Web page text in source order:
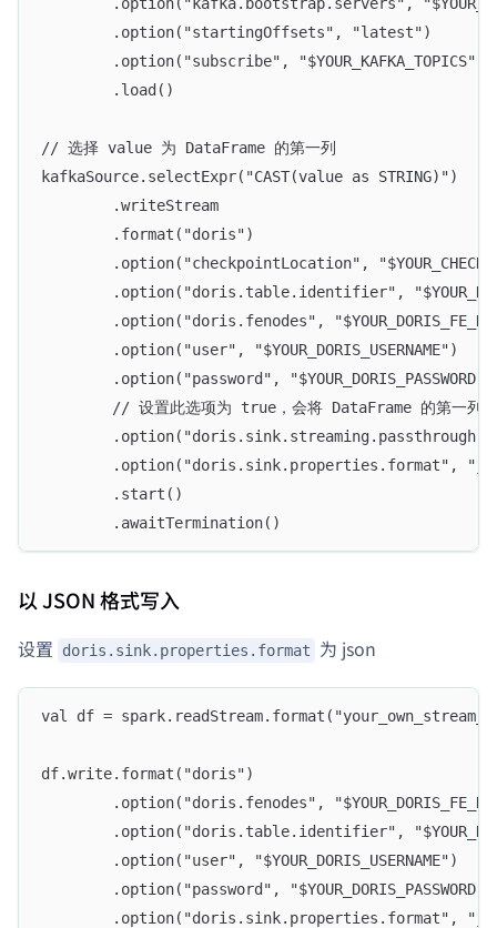
        .option("startingOffsets", "latest")
        .option("subscribe", "$YOUR_KAFKA_TOPICS")
        .load()
// 选择 value 为 DataFrame 的第一列
kafkaSource.selectExpr("CAST(value as STRING)")
        .writeStream
        .format("doris")
.option("checkpointLocation",
.option("doris.table.identifier",
.option("doris.fenodes",
        .option("user", "$YOUR_DORIS_USERNAME")
        .option("password", "$YOUR_DORIS_PASSWORD")
// 设置此选项为 true，会将 DataFrame 的第一列
.option("doris.sink.properties.format",
        .start()
        .awaitTermination()
以 JSON 格式写入
设置 doris.sink.properties.format 为 json
val df =
df.write.format("doris")
.option("doris.fenodes",
.option("doris.table.identifier",
        .option("user", "$YOUR_DORIS_USERNAME")
        .option("password", "$YOUR_DORIS_PASSWORD")
.option("doris.sink.properties.format",